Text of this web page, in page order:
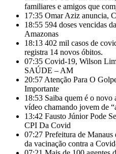
familiares e amigos que
17:35 Omar Aziz anuncia,
18:55 594 doses vencidas
Amazonas
18:13 402 mil casos de
registra 14 novos óbitos.
07:35 Covid-19, Wilson
SAÚDE – AM
20:57 Atenção Para O
Importante
18:53 Saiba quem é o novo
vídeo chamando jovem de
13:42 Fausto Júnior Pode
CPI Da Covid
07:27 Prefeitura de Manaus
da vacinação contra a